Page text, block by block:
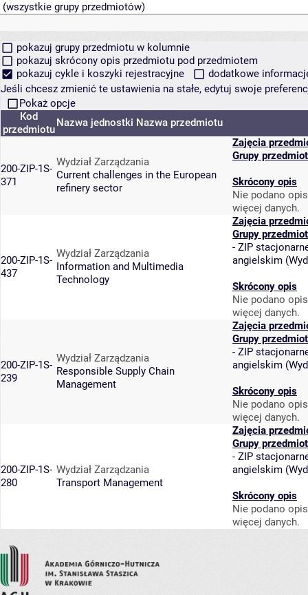
pokazuj grupy przedmiotu w kolumnie
pokazuj skrócony opis przedmiotu pod przedmiotem
pokazuj cykle i koszyki rejestracyjne
dodatkowe
Jeśli chcesz zmienić te ustawienia na stałe, edytuj swoje
Pokaż opcje
Kod
przedmiotu
Nazwa jednostki Nazwa przedmiotu
200-ZIP-1S-
371
Wydział Zarządzania
Current challenges in the European
refinery sector
Zajęcia
Grupy
Skrócony opis
Nie podano
więcej danych.
200-ZIP-1S-
437
Wydział Zarządzania
Information and Multimedia
Technology
Zajęcia
Grupy
- ZIP
angielskim (
Skrócony opis
Nie podano
więcej danych.
200-ZIP-1S-
239
Wydział Zarządzania
Responsible Supply Chain
Management
Zajęcia
Grupy
- ZIP
angielskim (
Skrócony opis
Nie podano
więcej danych.
200-ZIP-1S-
280
Wydział Zarządzania
Transport Management
Zajęcia
Grupy
- ZIP
angielskim (
Skrócony opis
Nie podano
więcej danych.